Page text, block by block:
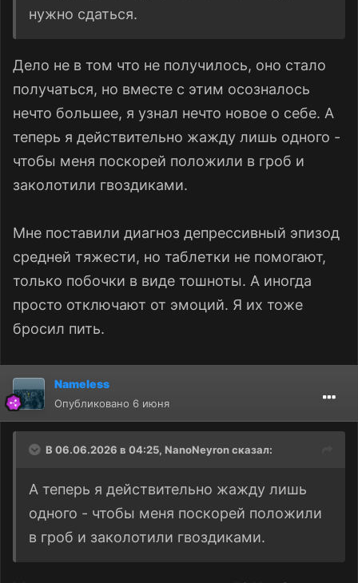
нужно сдаться.
Дело не в том что не получилось, оно стало
получаться, но вместе с этим осозналось
нечто большее, я узнал нечто новое о себе. А
теперь я действительно жажду лишь одного -
чтобы меня поскорей положили в гроб и
заколотили гвоздиками.
Мне поставили диагноз депрессивный эпизод
средней тяжести, но таблетки не помогают,
только побочки в виде тошноты. А иногда
просто отключают от эмоций. Я их тоже
бросил пить.
Nameless
Опубликовано 6 июня
В 06.06.2026 в 04:25, NanoNeyronсказал:
А теперь я действительно жажду лишь
одного - чтобы меня поскорей положили
в гроб и заколотили гвоздиками.